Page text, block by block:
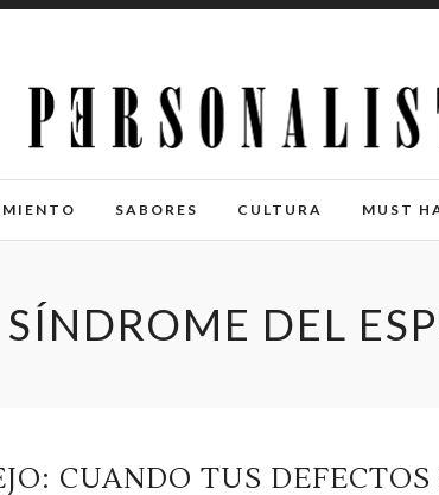
SABORES CULTURA MUST
SÍNDROME DEL
CUANDO TUS DEFECTOS